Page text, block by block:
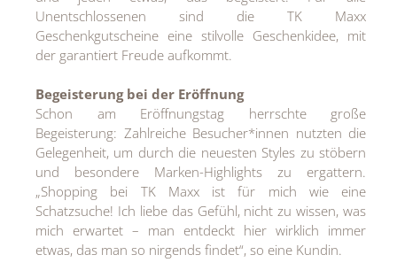
Unentschlossenen sind die TK Maxx
Geschenkgutscheine eine stilvolle Geschenkidee, mit
der garantiert Freude aufkommt.
Begeisterung bei der Eröffnung
Schon am Eröffnungstag herrschte große
Begeisterung: Zahlreiche Besucher*innen nutzten die
Gelegenheit, um durch die neuesten Styles zu stöbern
und besondere Marken-Highlights zu ergattern.
„Shopping bei TK Maxx ist für mich wie eine
Schatzsuche! Ich liebe das Gefühl, nicht zu wissen, was
mich erwartet – man entdeckt hier wirklich immer
etwas, das man so nirgends findet“, so eine Kundin.